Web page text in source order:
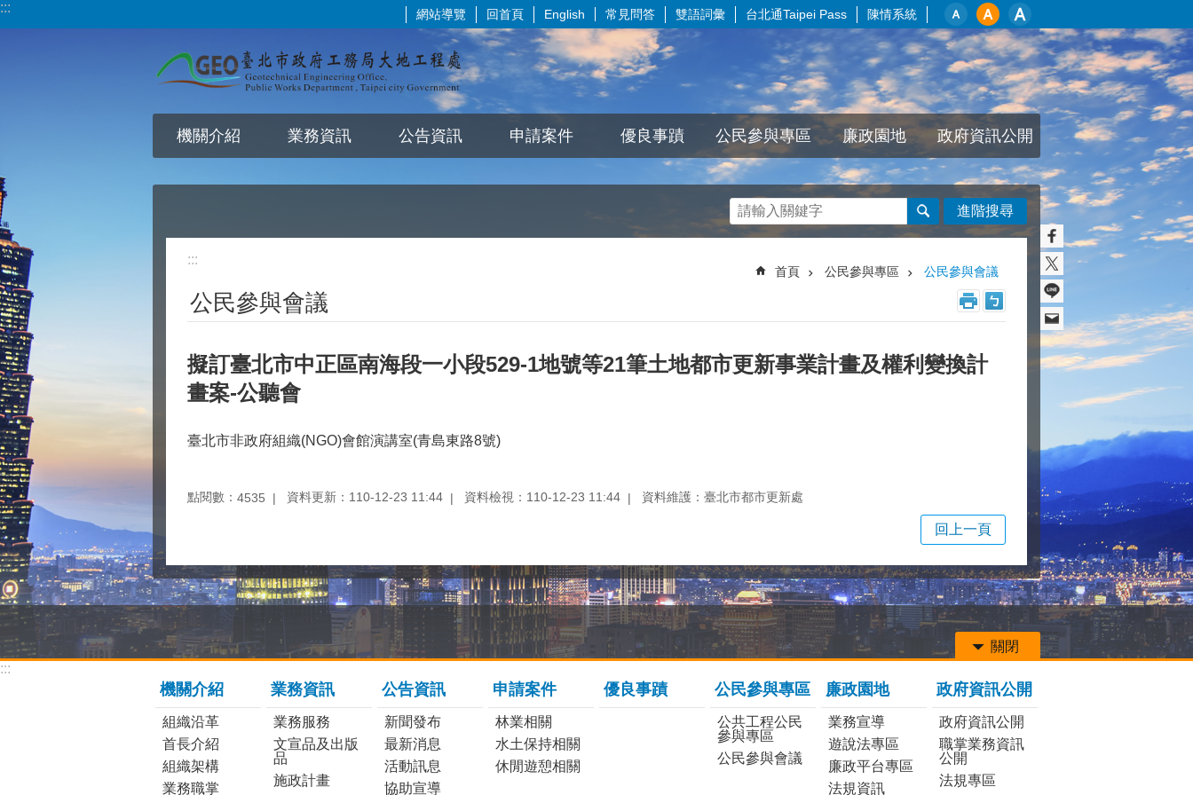
跳到主要內容區塊
::: 網站導覽 回首頁 English 常見問答 雙語詞彙 台北通Taipei Pass 陳情系統
機關介紹 業務資訊 公告資訊 申請案件 優良事蹟 公民參與專區 廉政園地 政府資訊公開
進階搜尋
:::
首頁 公民參與專區 公民參與會議
公民參與會議
擬訂臺北市中正區南海段一小段529-1地號等21筆土地都市更新事業計畫及權利變換計
畫案-公聽會
臺北市非政府組織(NGO)會館演講室(青島東路8號)
點閱數： 4535 資料更新：110-12-23 11:44 資料檢視：110-12-23 11:44 資料維護：臺北市都市更新處
回上一頁
關閉
:::
機關介紹
組織沿革
首長介紹
組織架構
業務職掌
業務資訊
業務服務
文宣品及出版
品
施政計畫
公告資訊
新聞發布
最新消息
活動訊息
協助宣導
申請案件
林業相關
水土保持相關
休閒遊憩相關
優良事蹟 公民參與專區
公共工程公民
參與專區
公民參與會議
廉政園地
業務宣導
遊說法專區
廉政平台專區
法規資訊
政府資訊公開
政府資訊公開
職掌業務資訊
公開
法規專區